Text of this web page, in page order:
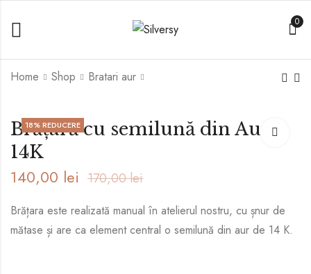
0
Home Shop Bratari aur
Brățară cu aripă de
înger din Aur 14K
Brățară cu contur
inimă din Aur 14K
18% REDUCERE
Brățară cu semilună din Aur
14K
140,00 lei 170,00lei
Brățara este realizată manual în atelierul nostru, cu șnur de
mătase și are ca element central o semilună din aur de 14 K.